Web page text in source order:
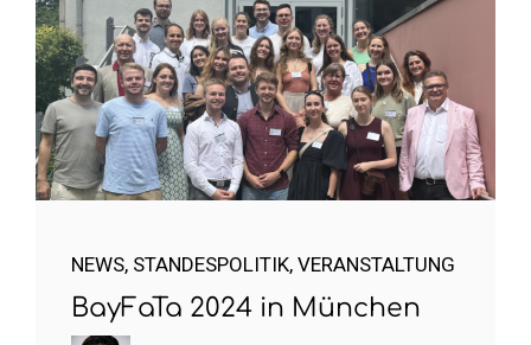
NEWS, STANDESPOLITIK, VERANSTALTUNG
BayFaTa 2024 in München